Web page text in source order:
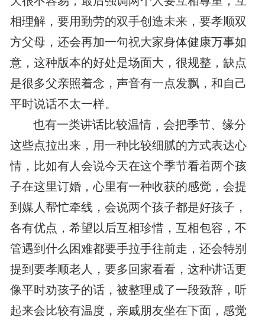
相理解，要用勤劳的双手创造未来，要孝顺双
方父母，还会再加一句祝大家身体健康万事如
意，这种版本的好处是场面大，很规整，缺点
是很多父亲照着念，声音有一点发飘，和自己
平时说话不太一样。
也有一类讲话比较温情，会把季节、缘分
这些点拉出来，用一种比较细腻的方式表达心
情，比如有人会说今天在这个季节看着两个孩
子在这里订婚，心里有一种收获的感觉，会提
到媒人帮忙牵线，会说两个孩子都是好孩子，
各有优点，希望以后互相珍惜，互相包容，不
管遇到什么困难都要手拉手往前走，还会特别
提到要孝顺老人，要多回家看看，这种讲话更
像平时劝孩子的话，被整理成了一段致辞，听
起来会比较有温度，亲戚朋友坐在下面，感觉